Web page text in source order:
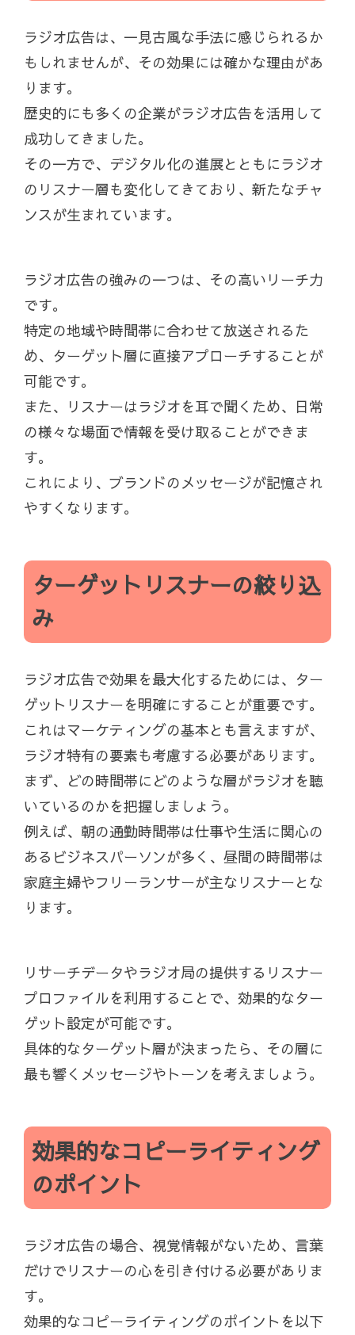
ラジオ広告は、一見古風な手法に感じられるか
もしれませんが、その効果には確かな理由があ
ります。
歴史的にも多くの企業がラジオ広告を活用して
成功してきました。
その一方で、デジタル化の進展とともにラジオ
のリスナー層も変化してきており、新たなチャ
ンスが生まれています。
ラジオ広告の強みの一つは、その高いリーチ力
です。
特定の地域や時間帯に合わせて放送されるた
め、ターゲット層に直接アプローチすることが
可能です。
また、リスナーはラジオを耳で聞くため、日常
の様々な場面で情報を受け取ることができま
す。
これにより、ブランドのメッセージが記憶され
やすくなります。
ターゲットリスナーの絞り込
み
ラジオ広告で効果を最大化するためには、ター
ゲットリスナーを明確にすることが重要です。
これはマーケティングの基本とも言えますが、
ラジオ特有の要素も考慮する必要があります。
まず、どの時間帯にどのような層がラジオを聴
いているのかを把握しましょう。
例えば、朝の通勤時間帯は仕事や生活に関心の
あるビジネスパーソンが多く、昼間の時間帯は
家庭主婦やフリーランサーが主なリスナーとな
ります。
リサーチデータやラジオ局の提供するリスナー
プロファイルを利用することで、効果的なター
ゲット設定が可能です。
具体的なターゲット層が決まったら、その層に
最も響くメッセージやトーンを考えましょう。
効果的なコピーライティング
のポイント
ラジオ広告の場合、視覚情報がないため、言葉
だけでリスナーの心を引き付ける必要がありま
す。
効果的なコピーライティングのポイントを以下